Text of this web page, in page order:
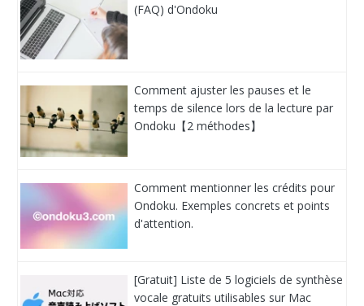
(FAQ) d'Ondoku
Comment ajuster les pauses et le
temps de silence lors de la lecture par
Ondoku【2 méthodes】
Comment mentionner les crédits pour
Ondoku. Exemples concrets et points
d'attention.
[Gratuit] Liste de 5 logiciels de synthèse
vocale gratuits utilisables sur Mac